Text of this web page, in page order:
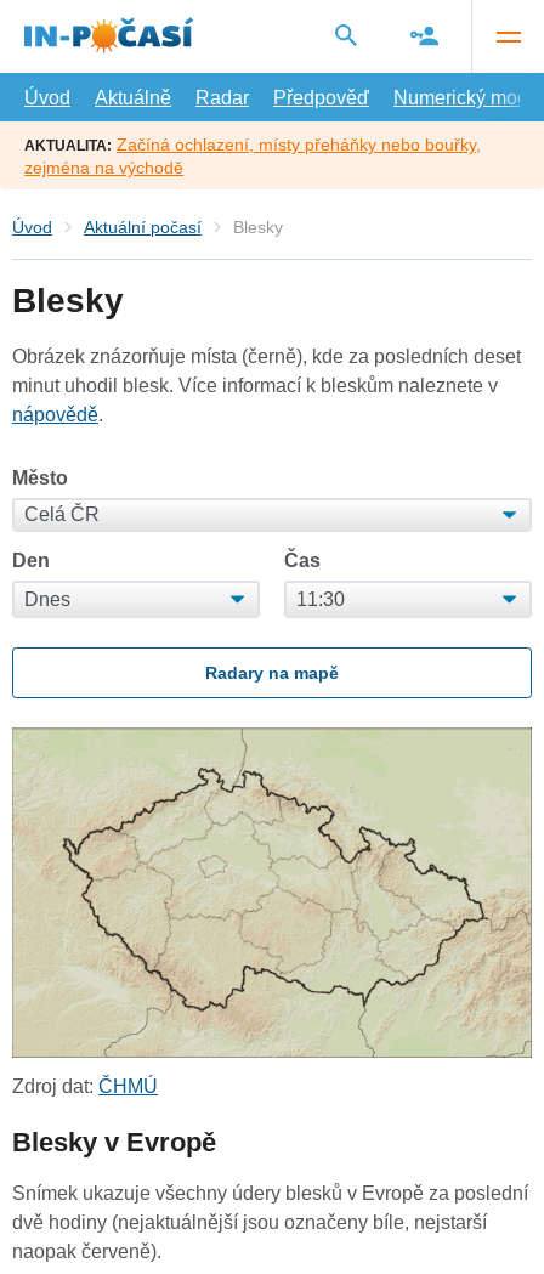
hlavní
Úvod
Aktuálně Radar Předpověď Numerický model
AKTUALITA: Začíná ochlazení, místy přeháňky nebo bouřky,
zejména na východě
Úvod Aktuální počasí Blesky
Blesky
Obrázek znázorňuje místa (černě), kde za posledních deset
minut uhodil blesk. Více informací k bleskům naleznete v
nápovědě.
Město
Den Čas
Radary na mapě
Zdroj dat: ČHMÚ
Blesky v Evropě
Snímek ukazuje všechny údery blesků v Evropě za poslední
dvě hodiny (nejaktuálnější jsou označeny bíle, nejstarší
naopak červeně).